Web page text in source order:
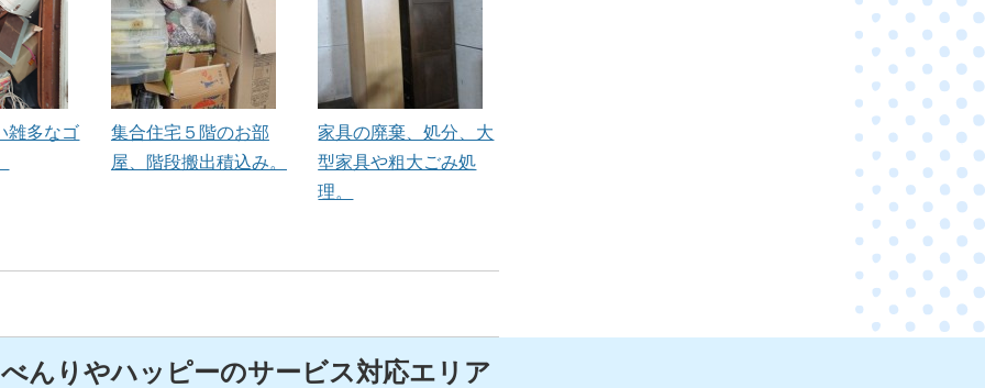
雑多なゴ
集合住宅５階のお部
屋、階段搬出積込み。
家具の廃棄、処分、大
型家具や粗大ごみ処
理。
べんりやハッピーのサービス対応エリア